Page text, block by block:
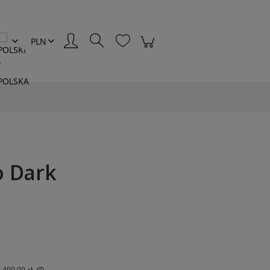
Dark